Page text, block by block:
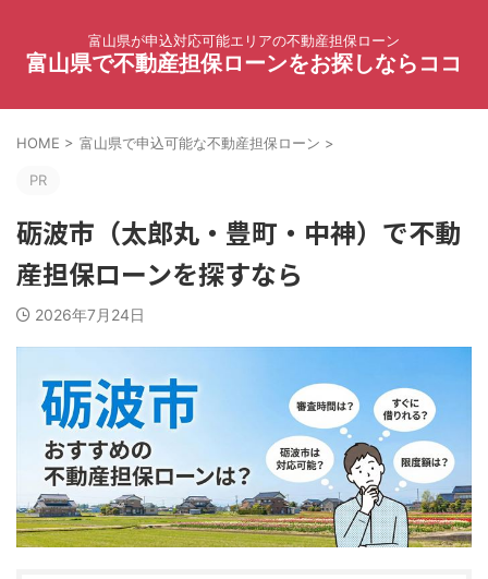
富山県が申込対応可能エリアの不動産担保ローン
富山県で不動産担保ローンをお探しならココ
HOME > 富山県で申込可能な不動産担保ローン >
PR
砺波市（太郎丸・豊町・中神）で不動
産担保ローンを探すなら
2026年7月24日